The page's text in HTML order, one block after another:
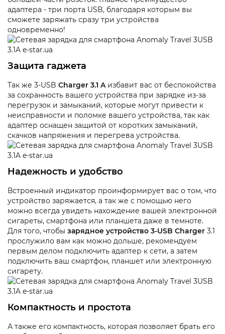
адаптера - три порта USB, благодаря которым вы
сможете заряжать сразу три устройства
одновременно!
Защита гаджета
Так же 3-USB Charger 3.1 A избавит вас от беспокойства
за сохранность вашего устройства при зарядке из-за
перегрузок и замыканий, которые могут привести к
неисправности и поломке вашего устройства, так как
адаптер оснащен защитой от коротких замыканий,
скачков напряжения и перегрева устройства.
Надежность и удобство
Встроенный индикатор проинформирует вас о том, что
устройство заряжается, а так же с помощью него
можно всегда увидеть нахождение вашей электронной
сигареты, смартфона или планшета даже в темноте.
Для того, чтобы зарядное устройство 3-USB Charger 3.1
прослужило вам как можно дольше, рекомендуем
первым делом подключить адаптер к сети, а затем
подключить ваш смартфон, планшет или электронную
сигарету.
Компактность и простота
А также его компактность, которая позволяет брать его